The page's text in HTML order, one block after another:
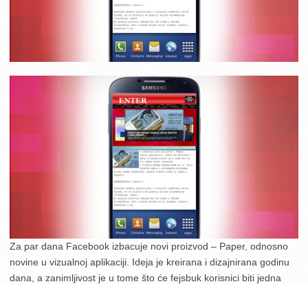
Za par dana Facebook izbacuje novi proizvod – Paper, odnosno
novine u vizualnoj aplikaciji. Ideja je kreirana i dizajnirana godinu
dana, a zanimljivost je u tome što će fejsbuk korisnici biti jedna